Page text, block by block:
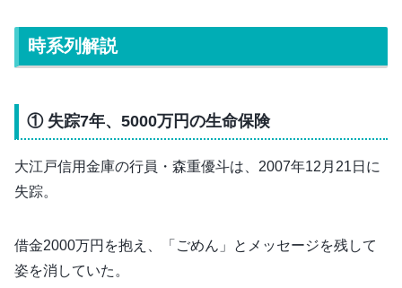
時系列解説
① 失踪7年、5000万円の生命保険
大江戸信用金庫の行員・森重優斗は、2007年12月21日に
失踪。
借金2000万円を抱え、「ごめん」とメッセージを残して
姿を消していた。